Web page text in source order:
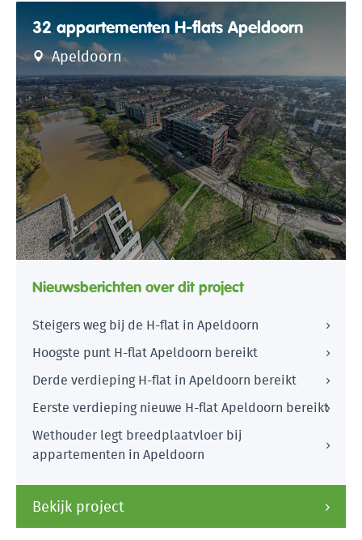
32 appartementen H-flats Apeldoorn
Apeldoorn
Nieuwsberichten over dit project
Steigers weg bij de H-flat in Apeldoorn
Hoogste punt H-flat Apeldoorn bereikt
Derde verdieping H-flat in Apeldoorn bereikt
Eerste verdieping nieuwe H-flat Apeldoorn bereikt
Wethouder legt breedplaatvloer bij
appartementen in Apeldoorn
Bekijk project